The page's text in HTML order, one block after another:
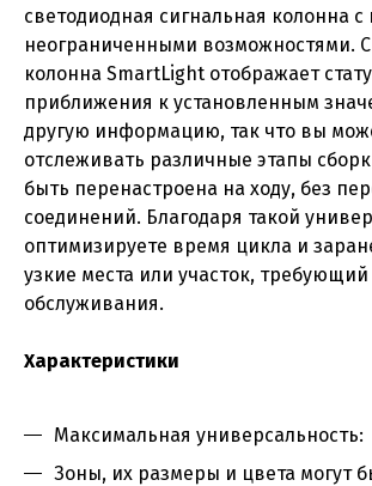
светодиодная сигнальная колонна с
неограниченными возможностями.
колонна SmartLight отображает
приближения к установленным
другую информацию, так что вы
отслеживать различные этапы
быть перенастроена на ходу, без
соединений. Благодаря такой
оптимизируете время цикла и
узкие места или участок, требующий
обслуживания.
Характеристики
Максимальная универсальность:
Зоны, их размеры и цвета могут